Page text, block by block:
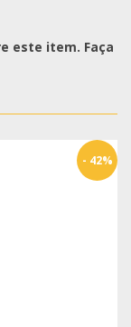
este item. Faça
- 42%